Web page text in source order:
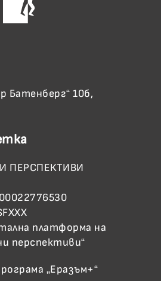
Батенберг“ 10б,
ПЕРСПЕКТИВИ
платформа на
перспективи“
„Еразъм+“